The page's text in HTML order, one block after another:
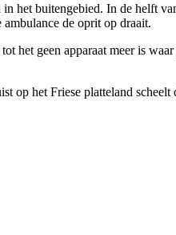
het buitengebied. In de helft
de oprit op draait.
het geen apparaat meer is
op het Friese platteland